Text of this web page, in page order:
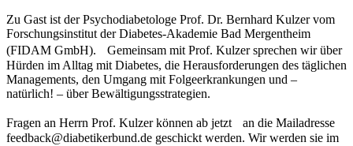
Zu Gast ist der Psychodiabetologe Prof. Dr. Bernhard Kulzer vom
Forschungsinstitut der Diabetes-Akademie Bad Mergentheim
(FIDAM GmbH). Gemeinsam mit Prof. Kulzer sprechen wir über
Hürden im Alltag mit Diabetes, die Herausforderungen des täglichen
Managements, den Umgang mit Folgeerkrankungen und –
natürlich! – über Bewältigungsstrategien.
Fragen an Herrn Prof. Kulzer können ab jetzt an die Mailadresse
feedback@diabetikerbund.de geschickt werden. Wir werden sie im